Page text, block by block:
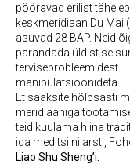
pööravad erilist
keskmeridiaan Du Mai
asuvad 28 BAP. Neid
parandada üldist
terviseprobleemidest
manipulatsioonideta.
Et saaksite hõlpsasti
meridiaaniga
teid kuulama hiina
ida meditsiini arsti,
Liao Shu Sheng’i.